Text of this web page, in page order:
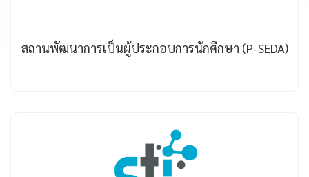
สถานพัฒนาการเป็นผู้ประกอบการนักศึกษา (P-SEDA)